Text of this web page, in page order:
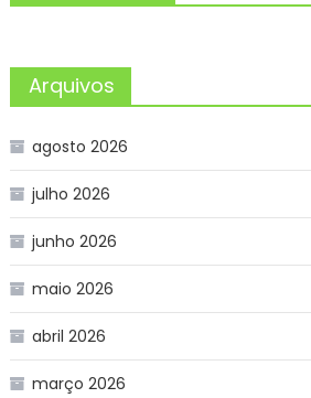
Arquivos
agosto 2026
julho 2026
junho 2026
maio 2026
abril 2026
março 2026